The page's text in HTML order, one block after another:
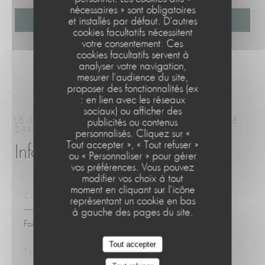
nécessaires » sont obligatoires
et installés par défaut. D'autres
cookies facultatifs nécessitent
votre consentement. Ces
cookies facultatifs servent à
analyser votre navigation,
mesurer l'audience du site,
proposer des fonctionnalités (ex
: en lien avec les réseaux
sociaux) ou afficher des
publicités ou contenus
personnalisés. Cliquez sur «
Tout accepter », « Tout refuser »
ou « Personnaliser » pour gérer
vos préférences. Vous pouvez
modifier vos choix à tout
moment en cliquant sur l'icône
représentant un cookie en bas
à gauche des pages du site.
Tout accepter
LE CAFÉ DE LA PLAGECUISINE DE MARCHÉ
SAINT-QUAY-PORTRIEUX
Infos pratiques
CUISINE
Fait maison, Produits frais
TYPE DE RESTAURANT
Le Café de la Plage